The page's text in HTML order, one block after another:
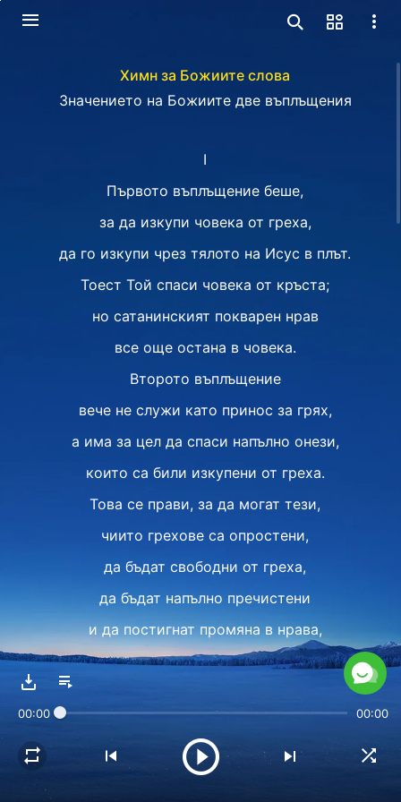
Химн за Божиите слова
Значението на Божиите две въплъщения
I
Първото въплъщение беше,
за да изкупи човека от греха,
да го изкупи чрез тялото на Исус в плът.
Тоест Той спаси човека от кръста;
но сатанинският покварен нрав
все още остана в човека.
Второто въплъщение
вече не служи като принос за грях,
а има за цел да спаси напълно онези,
които са били изкупени от греха.
Това се прави, за да могат тези,
чиито грехове са опростени,
да бъдат свободни от греха,
да бъдат напълно пречистени
и да постигнат промяна в нрава,
а така да се освободят
Само така човек може да бъде
00:00 00:00